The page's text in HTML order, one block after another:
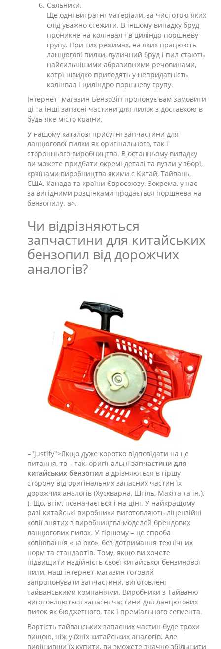
Сальники.
Ще одні витратні матеріали, за чистотою яких
слід уважно стежити. В іншому випадку бруд
проникне на колінвал і в циліндр поршневу
групу. При тих режимах, на яких працюють
ланцюгові пилки, вуличний бруд і пил стають
найсильнішими абразивними речовинами,
котрі швидко приводять у непридатність
колінвал і циліндро поршневу групу.
Інтернет -магазин БензоЗіп пропонує вам замовити
ці та інші запасні частини для пилок з доставкою в
будь-яке місто країни.
У нашому каталозі присутні запчастини для
ланцюгової пилки як оригінального, так і
стороннього виробництва. В останньому випадку
ви можете придбати окремі деталі та вузли у зборі,
країнами виробництва якими є Китай, Тайвань,
США, Канада та країни Євросоюзу. Зокрема, у нас
за вигідними розцінками продається поршнева на
бензопилу. a>.
Чи відрізняються
запчастини для китайських
бензопил від дорожчих
аналогів?
="justify">Якщо дуже коротко відповідати на це
питання, то – так, оригінальні запчастини для
китайських бензопил відрізняються в гіршу
сторону від оригінальних запасних частин їх
дорожчих аналогів (Хускварна, Штіль, Макіта та ін.).
). Що, втім, позначається і на ціні. У найкращому
разі китайські виробники виготовляють ліцензійні
копії знятих з виробництва моделей брендових
ланцюгових пилок. У гіршому – це спроба
копіювання «на око», без дотримання технічних
норм та стандартів. Тому, якщо ви хочете
підвищити надійність своєї китайської бензинової
пили, наш інтернет-магазин готовий
запропонувати запчастини, виготовлені
тайванськими компаніями. Виробники з Тайваню
виготовляються запасні частини для ланцюгових
пилок як бюджетного, так і преміального сегмента.
Вартість тайванських запасних частин буде трохи
вищою, ніж у їхніх китайських аналогів. Але
вирішивши їх купити, ви зможете значно збільшити